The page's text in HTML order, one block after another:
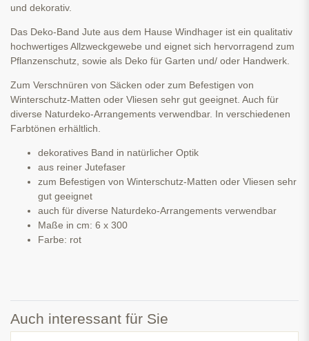
und dekorativ.
Das Deko-Band Jute aus dem Hause Windhager ist ein qualitativ
hochwertiges Allzweckgewebe und eignet sich hervorragend zum
Pflanzenschutz, sowie als Deko für Garten und/ oder Handwerk.
Zum Verschnüren von Säcken oder zum Befestigen von
Winterschutz-Matten oder Vliesen sehr gut geeignet. Auch für
diverse Naturdeko-Arrangements verwendbar. In verschiedenen
Farbtönen erhältlich.
dekoratives Band in natürlicher Optik
aus reiner Jutefaser
zum Befestigen von Winterschutz-Matten oder Vliesen sehr
gut geeignet
auch für diverse Naturdeko-Arrangements verwendbar
Maße in cm: 6 x 300
Farbe: rot
Auch interessant für Sie